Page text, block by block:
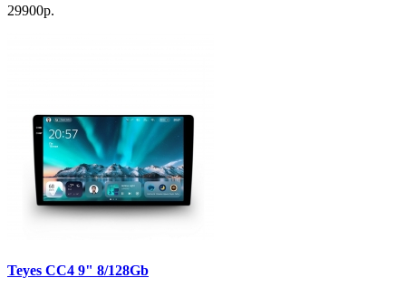
29900р.
Teyes CC4 9" 8/128Gb